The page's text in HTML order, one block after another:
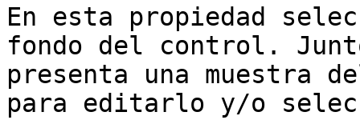
En esta propiedad
fondo del control.
presenta una muestra
para editarlo y/o